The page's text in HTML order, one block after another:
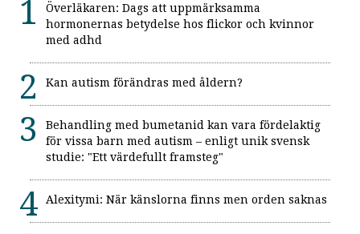
Överläkaren: Dags att uppmärksamma
hormonernas betydelse hos flickor och kvinnor
med adhd
Kan autism förändras med åldern?
Behandling med bumetanid kan vara fördelaktig
för vissa barn med autism – enligt unik svensk
studie: "Ett värdefullt framsteg"
Alexitymi: När känslorna finns men orden saknas